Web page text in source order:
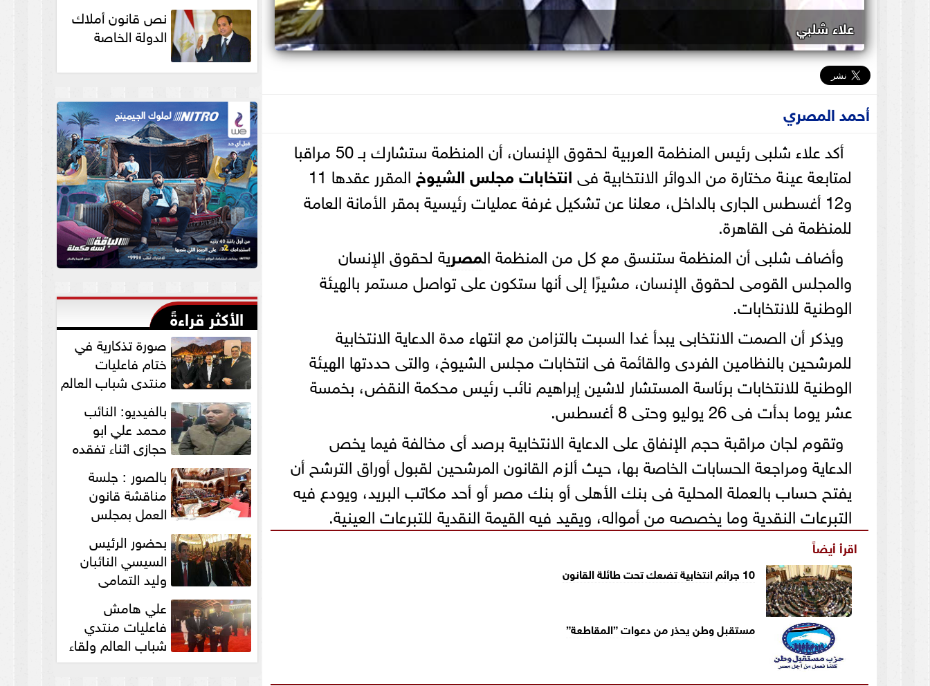
علاء شلبي
أحمد المصري
أكد علاء شلبى رئيس المنظمة العربية لحقوق الإنسان، أن المنظمة ستشارك بـ 50 مراقبا
لمتابعة عينة مختارة من الدوائر الانتخابية فىانتخابات مجلسالشيوخ
المقرر عقدها 11
و12 أغسطس الجارى بالداخل، معلنا عن تشكيل غرفة عمليات رئيسية بمقر الأمانة العامة
للمنظمة فى القاهرة.
وأضاف شلبى أن المنظمة ستنسق مع كل من المنظمة المصرية لحقوق الإنسان
والمجلس القومى لحقوق الإنسان، مشيرًا إلى أنها ستكون على تواصل مستمر بالهيئة
الوطنية للانتخابات.
ويذكر أن الصمت الانتخابى يبدأ غدا السبت بالتزامن مع انتهاء مدة الدعاية الانتخابية
للمرشحين بالنظامين الفردى والقائمة فى انتخابات مجلس الشيوخ، والتى حددتها الهيئة
الوطنية للانتخابات برئاسة المستشار لاشين إبراهيم نائب رئيس محكمة النقض، بخمسة
عشر يوما بدأت فى 26 يوليو وحتى 8 أغسطس.
وتقوم لجان مراقبة حجم الإنفاق على الدعاية الانتخابية برصد أى مخالفة فيما يخص
الدعاية ومراجعة الحسابات الخاصة بها، حيث ألزم القانون المرشحين لقبول أوراق الترشح أن
يفتح حساب بالعملة المحلية فى بنك الأهلى أو بنك مصر أو أحد مكاتب البريد، ويودع فيه
التبرعات النقدية وما يخصصه من أمواله، ويقيد فيه القيمة النقدية للتبرعات العينية.
اقرأ أيضاً
10 جرائم انتخابية تضعك تحت طائلة القانون
مستقبل وطن يحذر من دعوات ”المقاطعة”
نص قانون أملاك
الدولة الخاصة
الأكثر قراءةً
صورة تذكارية في
ختام فاعليات
منتدي شباب العالم
”التمامي... بالفيديو: النائب
محمد علي ابو
حجازي اثناء تفقده
للكشف علي... بالصور : جلسة
مناقشة قانون
العمل بمجلس
المستشار عبد الوهاب...
بحضور الرئيس
السيسي النائبان
وليد التمامي
يشاركان في قداس عيد...
علي هامش
فاعليات منتدي
شباب العالم ولقاء
النائب وليد التمامي